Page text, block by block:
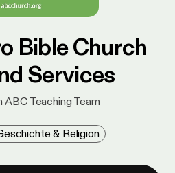
Bible Church
Services
Teaching Team
& Religion